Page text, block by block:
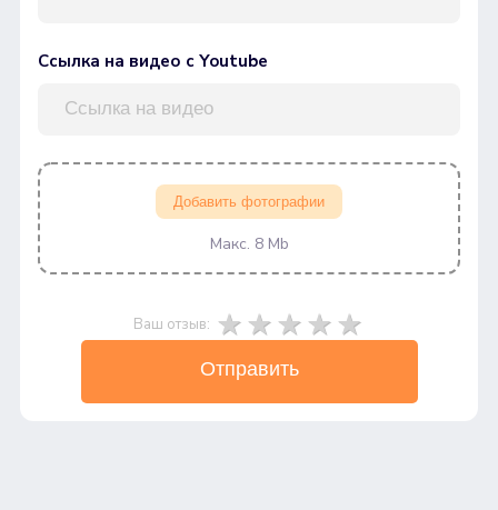
Ссылка на видео с Youtube
Добавить фотографии
Макс. 8 Mb
Ваш отзыв:
Отправить